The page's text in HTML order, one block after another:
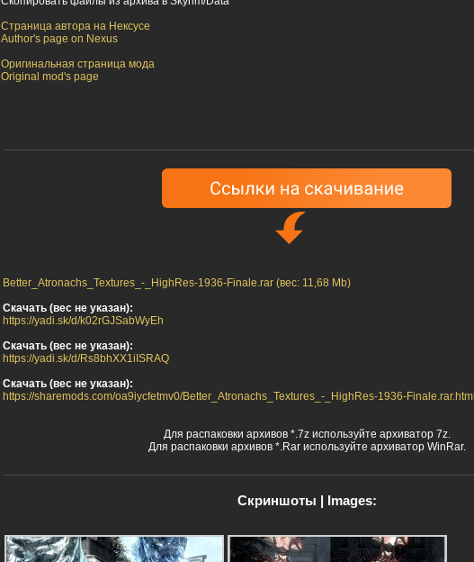
Страница автора на Нексусе
Author's page on Nexus
Оригинальная страница мода
Original mod's page
Better_Atronachs_Textures_-_HighRes-1936-Finale.rar (вес: 11,68 Mb)
Скачать (вес не указан):
https://yadi.sk/d/k02rGJSabWyEh
Скачать (вес не указан):
https://yadi.sk/d/Rs8bhXX1iISRAQ
Скачать (вес не указан):
https://sharemods.com/oa9iycfetmv0/Better_Atronachs_Textures_-_HighRes-1936-Finale.rar.html
Для распаковки архивов *.7z используйте архиватор 7z.
Для распаковки архивов *.Rar используйте архиватор WinRar.
Скриншоты | Images: